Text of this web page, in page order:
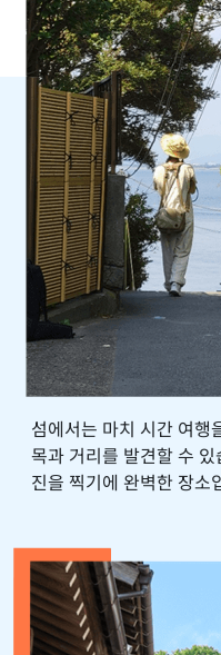
섬에서는 마치 시간 여행
목과 거리를 발견할 수
진을 찍기에 완벽한 장소